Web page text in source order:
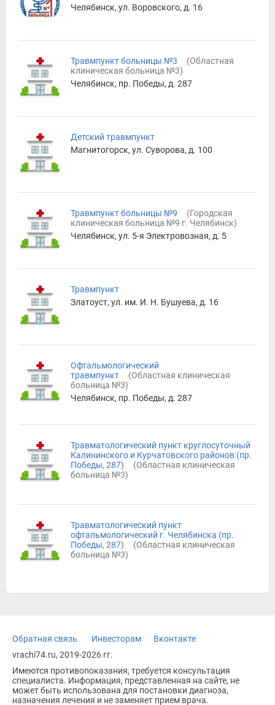
Челябинск, ул. Воровского, д. 16
Травмпункт больницы №3 (Областная
клиническая больница №3)
Челябинск, пр. Победы, д. 287
Детский травмпункт
Магнитогорск, ул. Суворова, д. 100
Травмпункт больницы №9 (Городская
клиническая больница №9 г. Челябинск)
Челябинск, ул. 5-я Электровозная, д. 5
Травмпункт
Златоуст, ул. им. И. Н. Бушуева, д. 16
Офтальмологический
травмпункт
(Областная клиническая
больница №3)
Челябинск, пр. Победы, д. 287
Травматологический пункт круглосуточный
Калининского и Курчатовского районов (пр.
Победы, 287)
(Областная клиническая
больница №3)
Травматологический пункт
офтальмологический г. Челябинска (пр.
Победы, 287)
(Областная клиническая
больница №3)
Обратная связь Инвесторам
Вконтакте
vrachi74.ru, 2019-2026 гг.
Имеются противопоказания, требуется консультация
специалиста. Информация, представленная на сайте, не
может быть использована для постановки диагноза,
назначения лечения и не заменяет прием врача.